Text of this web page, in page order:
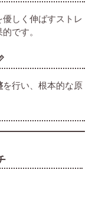
しく伸ばすストレ
です。
を行い、根本的な原